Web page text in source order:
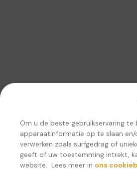
Om u de beste gebruikservaring
apparaatinformatie op te slaan
verwerken zoals surfgedrag of
geeft of uw toestemming intrekt,
website. Lees meer in ons